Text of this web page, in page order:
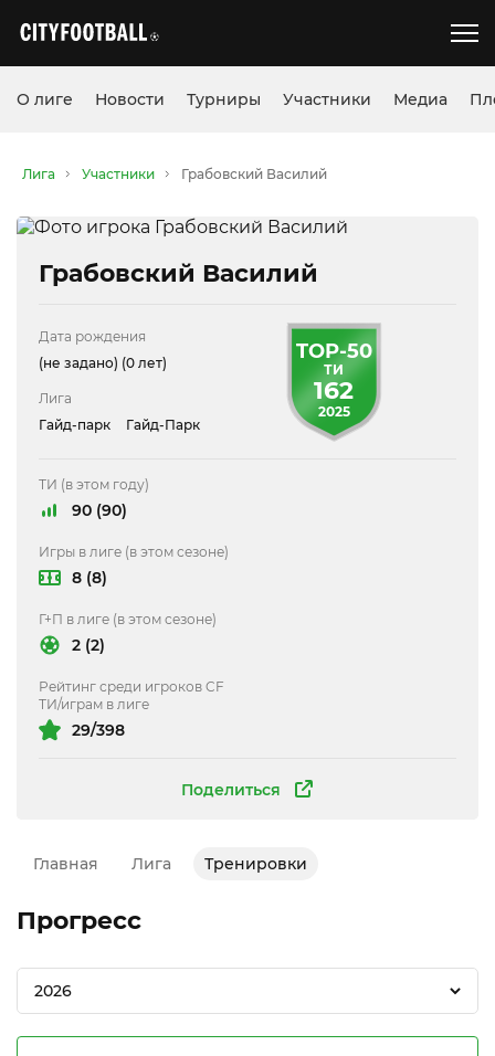
О лиге Новости Турниры Участники Медиа
Лига Участники Грабовский Василий
Грабовский Василий
Поделиться
Дата рождения
(не задано) (0 лет)
Лига
Гайд-парк
Гайд-Парк
TOP-50
ТИ
162
2025
ТИ (в этом году)
90 (90)
Игры в лиге (в этом сезоне)
8 (8)
Г+П в лиге (в этом сезоне)
2 (2)
Рейтинг среди игроков CF
ТИ/играм в лиге
29/398
Главная Лига Тренировки
Прогресс
2026